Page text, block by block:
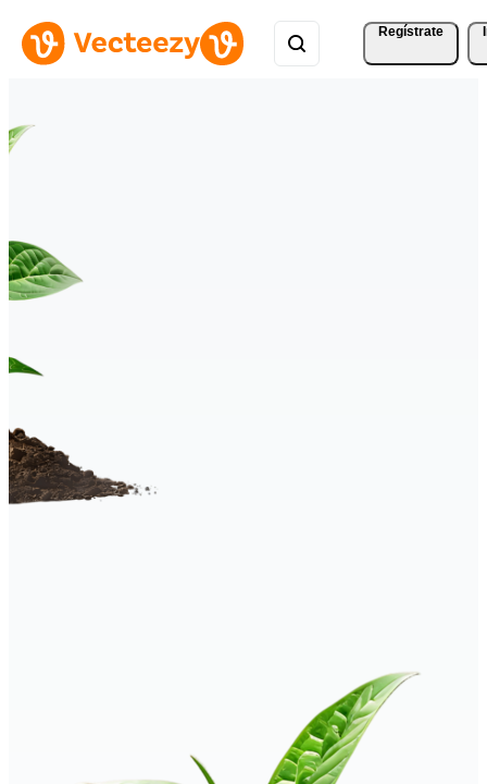
Regístrate